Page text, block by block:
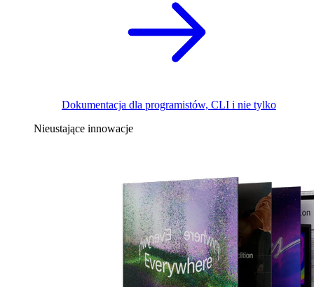
Dokumentacja dla programistów, CLI i nie tylko
Nieustające innowacje